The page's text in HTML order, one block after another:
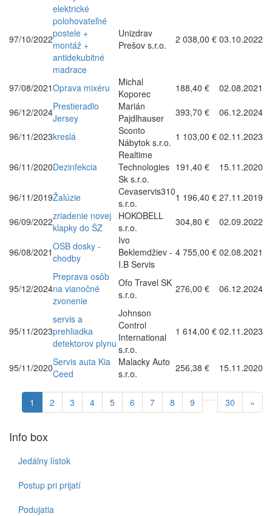
97/10/2022
elektrické
polohovateľné
postele +
montáž +
antidekubitné
madrace
Unizdrav
Prešov s.r.o.
2 038,00 € 03.10.2022
97/08/2021Oprava mixéru
Michal
Koporec
188,40 €
02.08.2021
96/12/2024Prestieradlo
Jersey
Marián
Pajdlhauser
393,70 €
06.12.2024
96/11/2023kreslá
Sconto
Nábytok s.r.o. 1 103,00 € 02.11.2023
96/11/2020Dezinfekcia
Realtime
Technologies
Sk s.r.o.
191,40 € 15.11.2020
96/11/2019Žalúzie
Cevaservis310
s.r.o.
1 196,40 € 27.11.2019
96/09/2022zriadenie novej
klapky do ŠZ
HOKOBELL
s.r.o.
304,80 € 02.09.2022
96/08/2021OSB dosky -
chodby
Ivo
Beklemdžiev -
I.B Servis
4 755,00 € 02.08.2021
95/12/2024
Preprava osôb
na vianočné
zvonenie
Ofo Travel SK
s.r.o.
276,00 € 06.12.2024
95/11/2023
servis a
prehliadka
detektorov plynu
Johnson
Control
International
s.r.o.
1 614,00 € 02.11.2023
95/11/2020Servis auta Kia
Ceed
Malacky Auto
s.r.o.
256,38 € 15.11.2020
1 2 3 4 5 6 7 8 9 30 »
Info box
Jedálny lístok
Postup pri prijatí
Podujatia